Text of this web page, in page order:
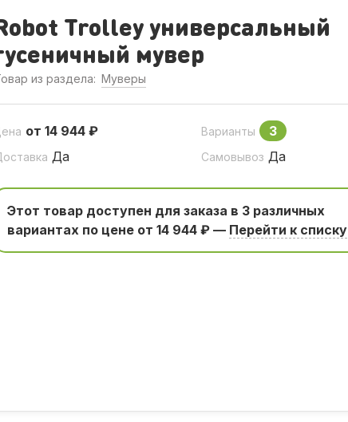
Trolley универсальный
мувер
из раздела: Муверы
от 14 944 ₽ Варианты 3
Да Самовывоз Да
Этот товар доступен для заказа в 3 различных
вариантаx по цене от 14 944 ₽ — Перейти к списку